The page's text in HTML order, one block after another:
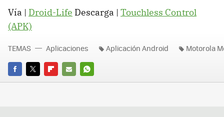
Vía | Droid-Life Descarga | Touchless Control
(APK)
FACEBOOK
TWITTERFLIPBOARD
E-
WHATSAPP
TEMAS Aplicaciones Aplicación Android Motorola